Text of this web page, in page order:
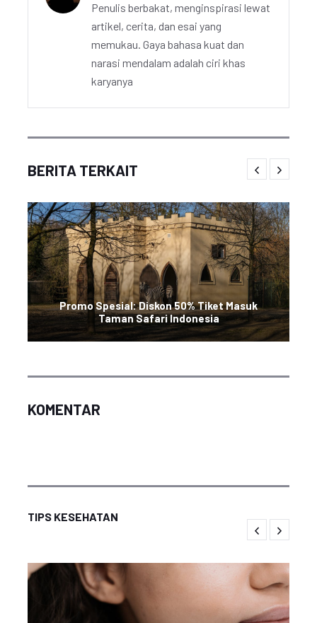
Penulis berbakat, menginspirasi lewat
artikel, cerita, dan esai yang
memukau. Gaya bahasa kuat dan
narasi mendalam adalah ciri khas
karyanya
BERITA TERKAIT
Promo Spesial: Diskon 50% Tiket Masuk
Taman Safari Indonesia
KOMENTAR
TIPS KESEHATAN